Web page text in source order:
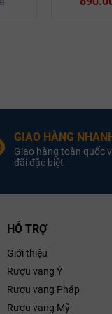
Bernard
Saint-
GIAO HÀNG
Giao hàng toàn quốc
đãi đặc biệt
HỖ TRỢ
Giới thiệu
Rượu vang Ý
Rượu vang Pháp
Rượu vang Mỹ